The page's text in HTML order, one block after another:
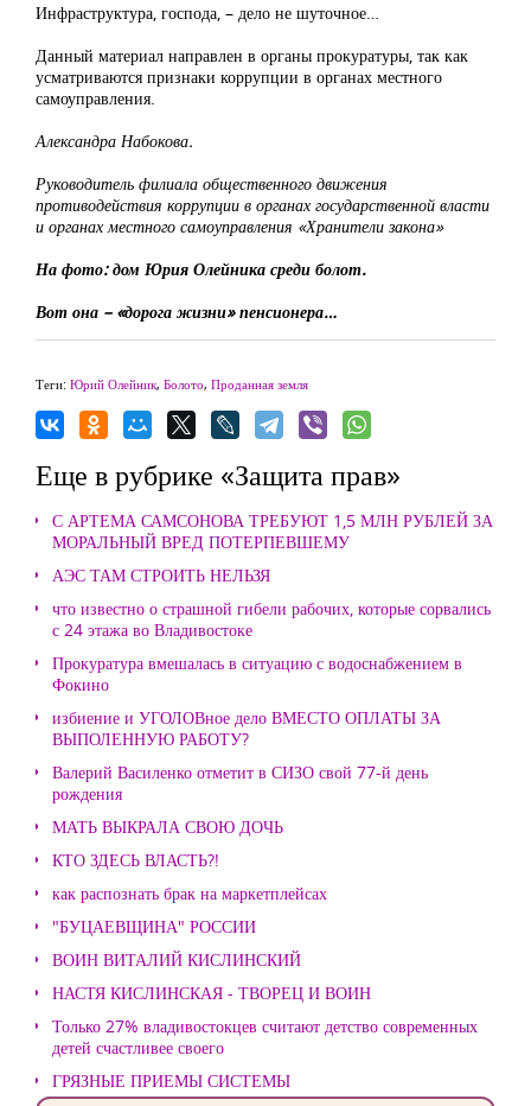
Инфраструктура, господа, – дело не шуточное…
Данный материал направлен в органы прокуратуры, так как
усматриваются признаки коррупции в органах местного
самоуправления.
Александра Набокова.
Руководитель филиала общественного движения
противодействия коррупции в органах государственной власти
и органах местного самоуправления «Хранители закона»
На фото: дом Юрия Олейника среди болот.
Вот она – «дорога жизни» пенсионера…
Теги: Юрий Олейник, Болото, Проданная земля
Еще в рубрике «Защита прав»
С АРТЕМА САМСОНОВА ТРЕБУЮТ 1,5 МЛН РУБЛЕЙ ЗА
МОРАЛЬНЫЙ ВРЕД ПОТЕРПЕВШЕМУ
АЭС ТАМ СТРОИТЬ НЕЛЬЗЯ
что известно о страшной гибели рабочих, которые сорвались
с 24 этажа во Владивостоке
Прокуратура вмешалась в ситуацию с водоснабжением в
Фокино
избиение и УГОЛОВное дело ВМЕСТО ОПЛАТЫ ЗА
ВЫПОЛЕННУЮ РАБОТУ?
Валерий Василенко отметит в СИЗО свой 77-й день
рождения
МАТЬ ВЫКРАЛА СВОЮ ДОЧЬ
КТО ЗДЕСЬ ВЛАСТЬ?!
как распознать брак на маркетплейсах
"БУЦАЕВЩИНА" РОССИИ
ВОИН ВИТАЛИЙ КИСЛИНСКИЙ
НАСТЯ КИСЛИНСКАЯ - ТВОРЕЦ И ВОИН
Только 27% владивостокцев считают детство современных
детей счастливее своего
ГРЯЗНЫЕ ПРИЕМЫ СИСТЕМЫ